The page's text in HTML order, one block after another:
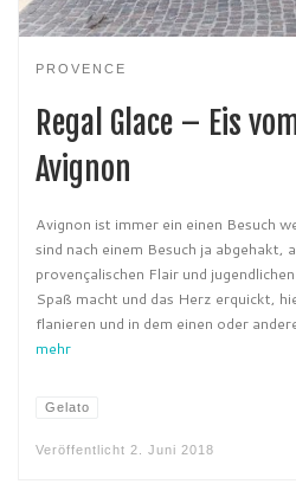
PROVENCE
Regal Glace – Eis
Avignon
Avignon ist immer ein einen Besuch
sind nach einem Besuch ja abgehakt,
provençalischen Flair und
Spaß macht und das Herz erquickt,
flanieren und in dem einen oder
mehr
Gelato
Veröffentlicht 2. Juni 2018